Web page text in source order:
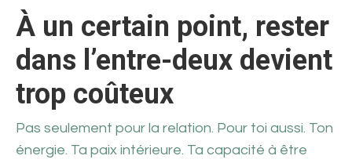
À un certain point, rester
dans l’entre-deux devient
trop coûteux
Pas seulement pour la relation. Pour toi aussi. Ton
énergie. Ta paix intérieure. Ta capacité à être